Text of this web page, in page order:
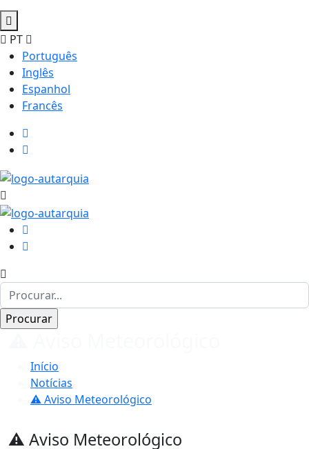
PT
Português
Inglês
Espanhol
Francês
Início
Notícias
⚠️ Aviso Meteorológico
⚠️ Aviso Meteorológico